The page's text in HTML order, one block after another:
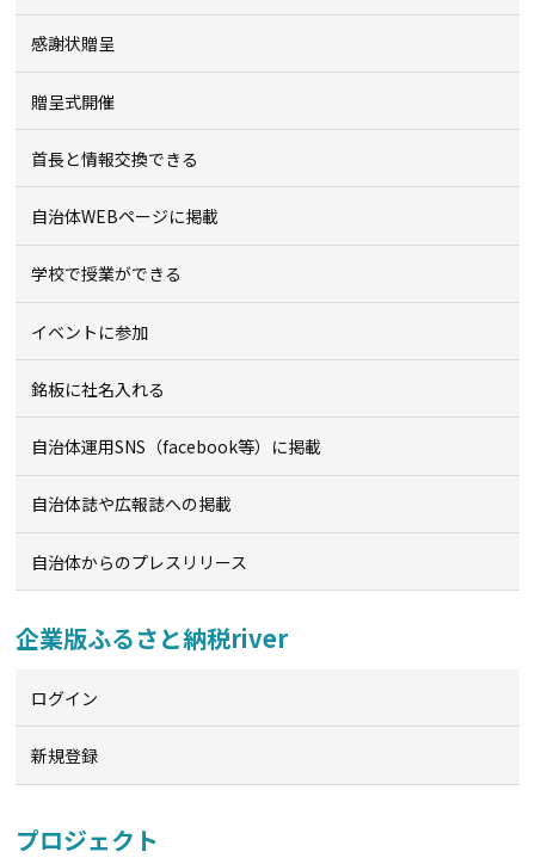
感謝状贈呈
贈呈式開催
首長と情報交換できる
自治体WEBページに掲載
学校で授業ができる
イベントに参加
銘板に社名入れる
自治体運用SNS（facebook等）に掲載
自治体誌や広報誌への掲載
自治体からのプレスリリース
企業版ふるさと納税river
ログイン
新規登録
プロジェクト